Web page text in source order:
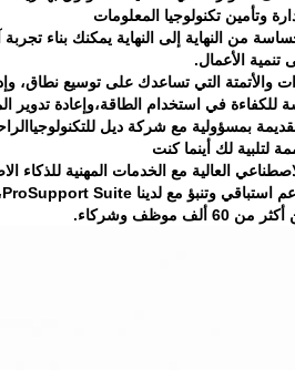
من النهاية إلى النهاية يمكنك بناء
الأعمال.
والأتمتة التي تساعدك على توسيع نطاق،
للكفاءة في استخدام الطاقة،وإعادة
بمسؤولية مع شركة ديل للتكنولوجيا
العالية مع الخدمات المهنية